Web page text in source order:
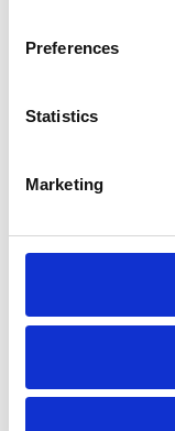
Preferences
Statistics
Marketing